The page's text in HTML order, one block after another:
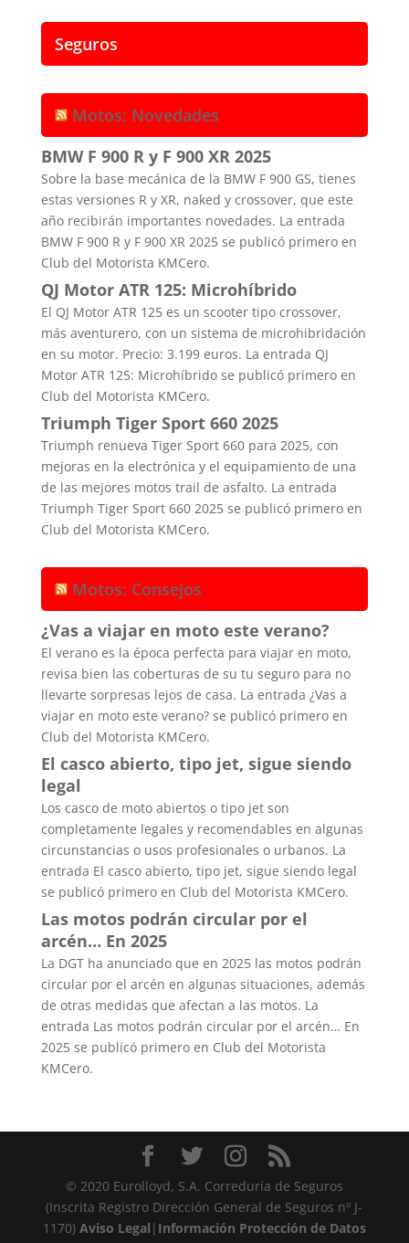
Seguros
Motos: Novedades
BMW F 900 R y F 900 XR 2025
Sobre la base mecánica de la BMW F 900 GS, tienes
estas versiones R y XR, naked y crossover, que este
año recibirán importantes novedades. La entrada
BMW F 900 R y F 900 XR 2025 se publicó primero en
Club del Motorista KMCero.
QJ Motor ATR 125: Microhíbrido
El QJ Motor ATR 125 es un scooter tipo crossover,
más aventurero, con un sistema de microhibridación
en su motor. Precio: 3.199 euros. La entrada QJ
Motor ATR 125: Microhíbrido se publicó primero en
Club del Motorista KMCero.
Triumph Tiger Sport 660 2025
Triumph renueva Tiger Sport 660 para 2025, con
mejoras en la electrónica y el equipamiento de una
de las mejores motos trail de asfalto. La entrada
Triumph Tiger Sport 660 2025 se publicó primero en
Club del Motorista KMCero.
Motos: Consejos
¿Vas a viajar en moto este verano?
El verano es la época perfecta para viajar en moto,
revisa bien las coberturas de su tu seguro para no
llevarte sorpresas lejos de casa. La entrada ¿Vas a
viajar en moto este verano? se publicó primero en
Club del Motorista KMCero.
El casco abierto, tipo jet, sigue siendo
legal
Los casco de moto abiertos o tipo jet son
completamente legales y recomendables en algunas
circunstancias o usos profesionales o urbanos. La
entrada El casco abierto, tipo jet, sigue siendo legal
se publicó primero en Club del Motorista KMCero.
Las motos podrán circular por el
arcén… En 2025
La DGT ha anunciado que en 2025 las motos podrán
circular por el arcén en algunas situaciones, además
de otras medidas que afectan a las motos. La
entrada Las motos podrán circular por el arcén… En
2025 se publicó primero en Club del Motorista
KMCero.
© 2020 Eurolloyd, S.A. Correduría de Seguros
(Inscrita Registro Dirección General de Seguros nº J-
1170) Aviso Legal | Información Protección de Datos